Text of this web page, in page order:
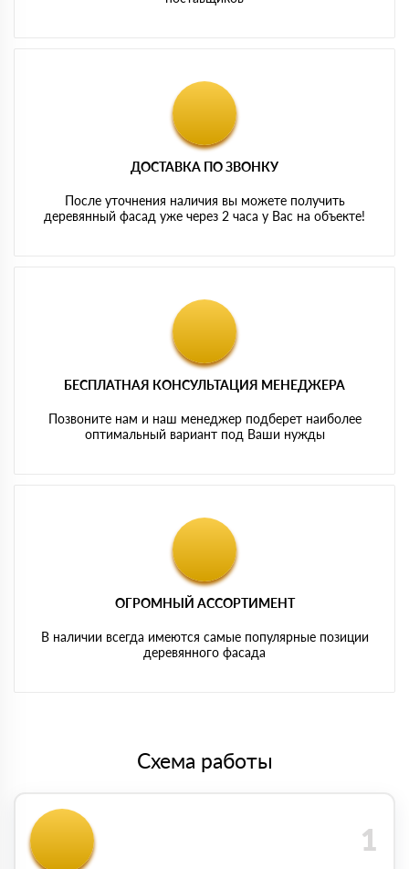
ДОСТАВКА ПО ЗВОНКУ
После уточнения наличия вы можете получить
деревянный фасад уже через 2 часа у Вас на объекте!
БЕСПЛАТНАЯ КОНСУЛЬТАЦИЯ МЕНЕДЖЕРА
Позвоните нам и наш менеджер подберет наиболее
оптимальный вариант под Ваши нужды
ОГРОМНЫЙ АССОРТИМЕНТ
В наличии всегда имеются самые популярные позиции
деревянного фасада
Схема работы